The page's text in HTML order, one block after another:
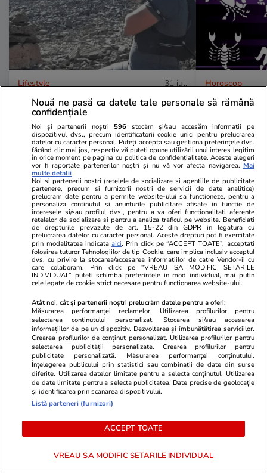
Lifestyle 31 iul.
Un turist a refuzat să plătească
12.000 de dolari pentru a chema
o ambulanță așa că a mers 6 ore
cu un băț de trekking înfipt în
coastă
Horoscop
Horoscop
le provoacă
nu se dau
încearcă
Horoscop 31 iul.
Horoscop 1 august 2026. Peștii
este bine să evite gândurile
care le provoacă o stare de
agitație și nu se dau duse, chiar
dacă încearcă
Tehnologie 13 iul.
De ce nu mai răcește aerul
condiționat – greșeli frecvente
Nouă ne pasă ca datele tale personale să rămână
confidențiale
Noi și partenerii noștri 596 stocăm și/sau accesăm informații pe
dispozitivul dvs., precum identificatorii cookie unici pentru prelucrarea
datelor cu caracter personal. Puteți accepta sau gestiona preferințele dvs.
făcând clic mai jos, respectiv vă puteți opune utilizării unui interes legitim
în orice moment pe pagina cu politica de confidențialitate. Aceste alegeri
vor fi raportate partenerilor noștri și nu vă vor afecta navigarea. Mai
multe detalii
Noi si partenerii nostri (retelele de socializare si agentiile de publicitate
partenere, precum si furnizorii nostri de servicii de date analitice)
prelucram date pentru a permite website-ului sa functioneze, pentru a
personaliza continutul si anunturile publicitare afisate in functie de
interesele si/sau profilul dvs., pentru a va oferi functionalitati aferente
retelelor de socializare si pentru a analiza traficul pe website. Beneficiati
de drepturile prevazute de art. 15-22 din GDPR in legatura cu
prelucrarea datelor cu caracter personal. Aceste drepturi pot fi exercitate
prin modalitatea indicataaici. Prin click pe “ACCEPT TOATE”, acceptati
folosirea tuturor Tehnologiilor de tip Cookie, care implica inclusiv acceptul
dvs. cu privire la stocarea/accesarea informatiilor de catre Vendor-ii cu
care colaboram. Prin click pe “VREAU SA MODIFIC SETARILE
INDIVIDUAL” puteti schimba preferintele in mod individual, mai putin
cele legate de cookie strict necesare pentru functionarea website-ului.
Atât noi, cât și partenerii noștri prelucrăm datele pentru a oferi:
Măsurarea performanței reclamelor. Utilizarea profilurilor pentru
selectarea conținutului personalizat. Stocarea și/sau accesarea
informațiilor de pe un dispozitiv. Dezvoltarea și îmbunătățirea serviciilor.
Crearea profilurilor de conținut personalizat. Utilizarea profilurilor pentru
selectarea publicității personalizate. Crearea profilurilor pentru
publicitate personalizată. Măsurarea performanței conținutului.
Înțelegerea publicului prin statistici sau combinații de date din surse
diferite. Utilizarea datelor limitate pentru a selecta conținutul. Utilizarea
de date limitate pentru a selecta publicitatea. Date precise de geolocație
și identificarea prin scanarea dispozitivului.
Listă parteneri (furnizori)
ACCEPT TOATE
VREAU SA MODIFIC SETARILE INDIVIDUAL